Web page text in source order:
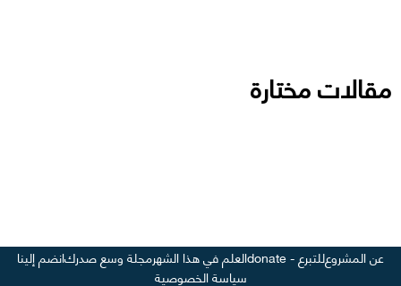
مقالات مختارة
عن المشروعللتبرع - donate العلم في هذا الشهرمجلة وسع صدركانضم إلينا
سياسة الخصوصية